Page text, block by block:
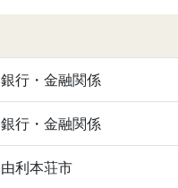
銀行・金融関係
銀行・金融関係
由利本荘市